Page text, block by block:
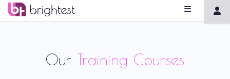
Our Training Courses